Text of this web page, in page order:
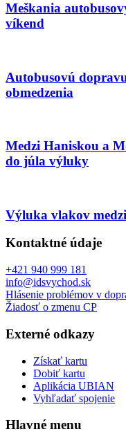
Meškania
víkend
Autobusovú
obmedzenia
Medzi Haniskou a
do júla výluky
Výluka vlakov
Kontaktné údaje
+421 940 999 181
info@idsvychod.sk
Hlásenie problémov v
Žiadosť o zmenu CP
Externé odkazy
Získať kartu
Dobiť kartu
Aplikácia UBIAN
Vyhľadať spojenie
Hlavné menu